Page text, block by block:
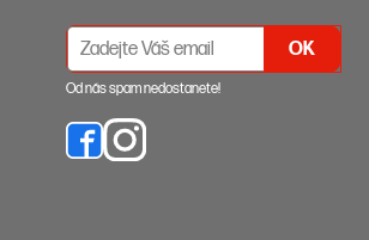
PŘIHLÁŠENÍ K ODBĚRU NEWSLETTERŮ
Od nás spam nedostanete!